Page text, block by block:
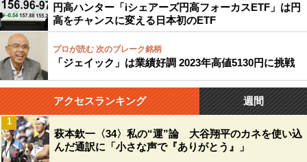
円高ハンター「iシェアーズ円高フォーカスETF」は円
高をチャンスに変える日本初のETF
プロが読む 次のブレーク銘柄
「ジェイック」は業績好調 2023年高値5130円に挑戦
アクセスランキング 週間
萩本欽一〈34〉私の“運”論 大谷翔平のカネを使い込
んだ通訳に「小さな声で『ありがとう』」
1